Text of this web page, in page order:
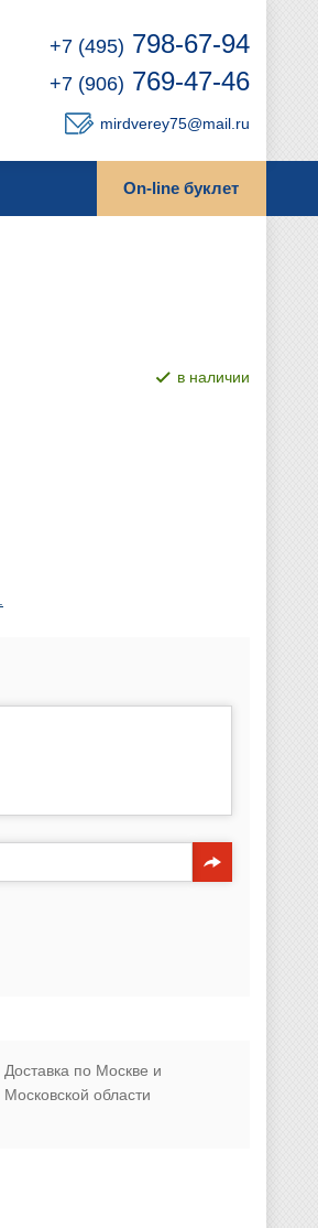
+7 (495) 798-67-94
+7 (906) 769-47-46
mirdverey75@mail.ru
On-line буклет
в наличии
Доставка по Москве и
Московской области